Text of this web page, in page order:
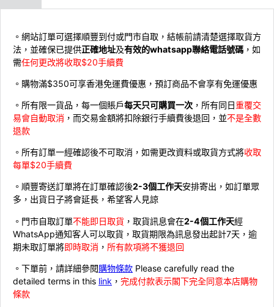
。網站訂單可選擇順豐到付或門市自取，結帳前請清楚選擇取貨方
法，並確保已提供正確地址及有效的whatsapp聯絡電話號碼 ，如
需任何更改將收取$20手續費
。購物滿$350可享香港免運費優惠，預訂商品不會享有免運優惠
。所有限一貨品，每一個賬戶每天只可購買一次 ，所有同日重覆交
易會自動取消 ，而交易金額將扣除銀行手續費後退回，並不是全數
退款
。所有訂單一經確認後不可取消，如需更改資料或取貨方式將收取
每單$20手續費
。順豐寄送訂單將在訂單確認後2-3個工作天安排寄出，如訂單眾
多，出貨日子將會延長，希望客人見諒
。門市自取訂單不能即日取貨 ，取貨訊息會在2-4個工作天經
WhatsApp通知客人可以取貨，取貨期限為訊息發出起計7天，逾
期未取訂單將即時取消 ， 所有款項將不獲退回
。下單前，請詳細參閱購物條款 Please carefully read the
detailed terms in this link ， 完成付款表示閣下完全同意本店購物
條款